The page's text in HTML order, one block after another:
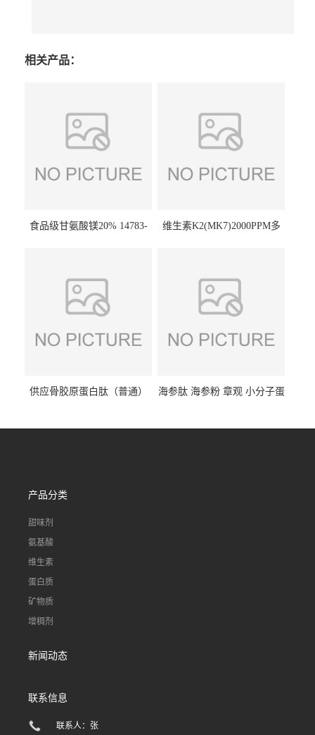
相关产品：
食品级甘氨酸镁20% 14783-
维生素K2(MK7)2000PPM多
供应骨胶原蛋白肽（普通）
海参肽 海参粉 章观 小分子蛋
产品分类
甜味剂
氨基酸
维生素
蛋白质
矿物质
增稠剂
新闻动态
联系信息
联系人：张